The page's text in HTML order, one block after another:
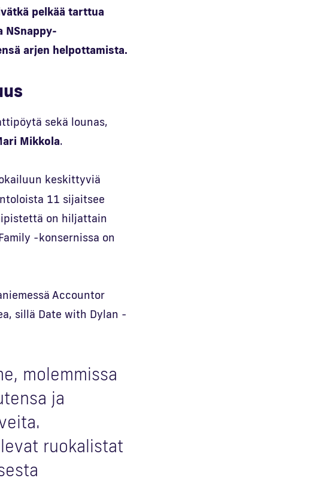
pelkää tarttua
NSnappy-
arjen helpottamista.
sekä lounas,
Mikkola.
keskittyviä
11 sijaitsee
on hiljattain
-konsernissa on
Accountor
sillä Date with Dylan -
molemmissa
ja
ruokalistat